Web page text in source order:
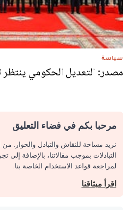
سياسة
مصدر: التعديل الحكومي ينتظر
مرحبا بكم في فضاء التعليق
نريد مساحة للنقاش والتبادل والحوار.
التبادلات بموجب مقالاتنا، بالإضافة
لمراجعة قواعد الاستخدام الخاصة بنا.
اقرأ ميثاقنا